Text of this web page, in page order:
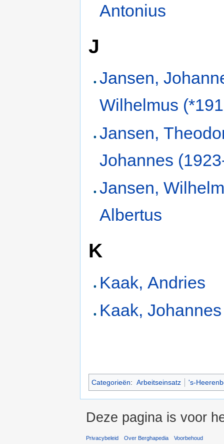
Antonius
J
Jansen,
Wilhelmus
Jansen,
Johannes
Jansen,
Albertus
K
Kaak, Andries
Kaak, Johannes
Categorieën: Arbeitseinsatz 's-
Deze pagina is voor
Privacybeleid Over Berghapedia Voorbehoud